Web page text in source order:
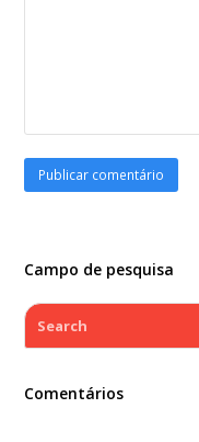
Campo de pesquisa
Search
Comentários